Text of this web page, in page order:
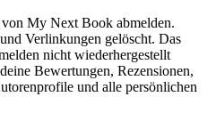
My Next Book abmelden.
Verlinkungen gelöscht. Das
nicht wiederhergestellt
Bewertungen, Rezensionen,
und alle persönlichen